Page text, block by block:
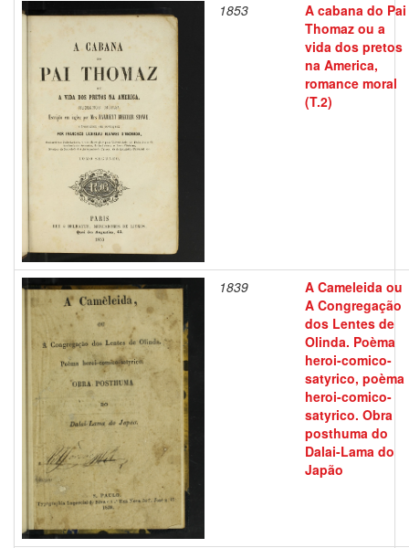
1853
A cabana do Pai
Thomaz ou a
vida dos pretos
na America,
romance moral
(T.2)
1839
A Cameleida ou
A Congregação
dos Lentes de
Olinda. Poèma
heroi-comico-
satyrico, poèma
heroi-comico-
satyrico. Obra
posthuma do
Dalai-Lama do
Japão